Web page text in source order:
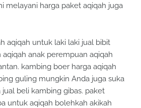
melayani harga paket aqiqah juga
aqiqah untuk laki laki jual bibit
anak perempuan aqiqah
kambing boer harga aqiqah
guling mungkin Anda juga suka
beli kambing gibas. paket
untuk aqiqah bolehkah akikah